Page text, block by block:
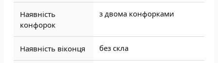
Наявність
конфорок
з двома конфорками
Наявність віконця без скла